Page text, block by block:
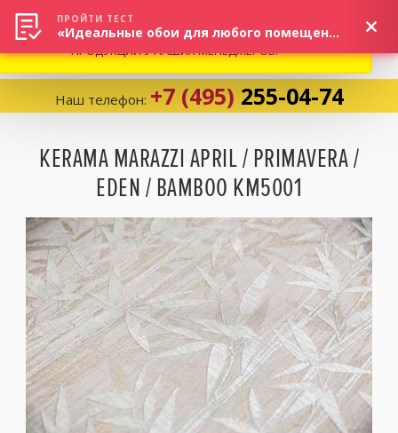
Корзина:0
Избранное:0 товаров
Каталог
Компания
Личный кабинет
Наш телефон: +7 (495) 255-04-74
KERAMA MARAZZI APRIL / PRIMAVERA /
EDEN / BAMBOO KM5001
ВНИМАНИЕ! В СВЯЗИ С СИТУАЦИЕЙ НА РЫНКЕ, ПРОСИМ
УТОЧНЯТЬ АКТУАЛЬНУЮ СТОИМОСТЬ И НАЛИЧИЕ
ПРОДУКЦИИ У НАШИХ МЕНЕДЖЕРОВ.
ПРОЙТИ ТЕСТ
«Идеальные обои для любого помещения!»